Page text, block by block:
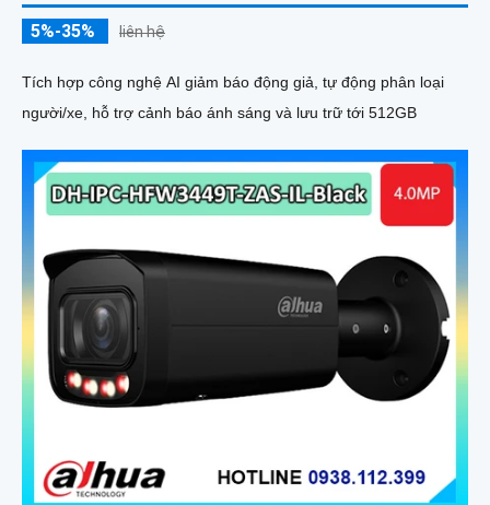
5%-35% liên hệ
Tích hợp công nghệ AI giảm báo động giả, tự động phân loại
người/xe, hỗ trợ cảnh báo ánh sáng và lưu trữ tới 512GB